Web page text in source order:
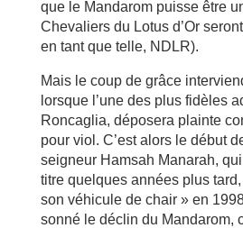
que le Mandarom puisse être
Chevaliers du Lotus d’Or
en tant que telle, NDLR).
Mais le coup de grâce
lorsque l’une des plus fidèles
Roncaglia, déposera plainte
pour viol. C’est alors le début
seigneur Hamsah Manarah,
titre quelques années plus
son véhicule de chair » en
sonné le déclin du Mandarom,